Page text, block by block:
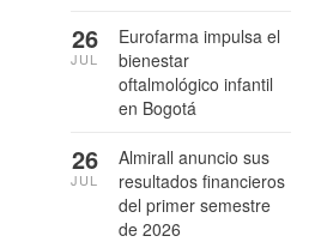
Eurofarma impulsa el
bienestar
oftalmológico infantil
en Bogotá
26
JUL
Almirall anuncio sus
resultados financieros
del primer semestre
de 2026
26
JUL